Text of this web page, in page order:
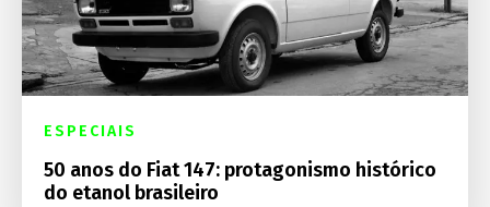
ESPECIAIS
50 anos do Fiat 147: protagonismo histórico
do etanol brasileiro